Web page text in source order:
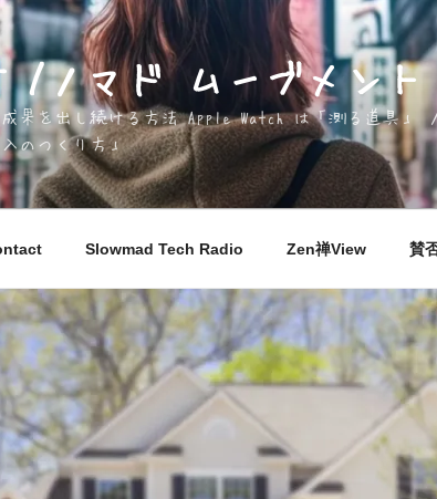
/ノマド ムーブメント
果を出し続ける方法 Apple Watch は「測る道具」
のつくり方」
Slowmad Tech Radio Zen禅View 賛